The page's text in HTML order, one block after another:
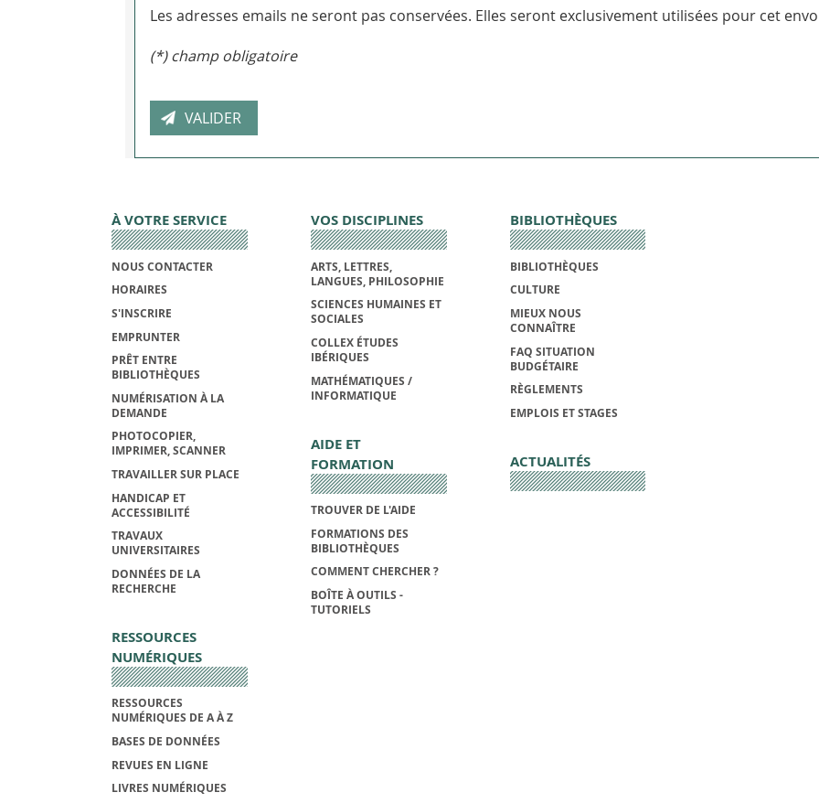
Les adresses emails ne seront pas conservées. Elles seront exclusivement utilisées pour cet
(*) champ obligatoire
À VOTRE SERVICE
NOUS CONTACTER
HORAIRES
S'INSCRIRE
EMPRUNTER
PRÊT ENTRE
BIBLIOTHÈQUES
NUMÉRISATION À LA
DEMANDE
PHOTOCOPIER,
IMPRIMER, SCANNER
TRAVAILLER SUR PLACE
HANDICAP ET
ACCESSIBILITÉ
TRAVAUX
UNIVERSITAIRES
DONNÉES DE LA
RECHERCHE
RESSOURCES
NUMÉRIQUES
RESSOURCES
NUMÉRIQUES DE A À Z
BASES DE DONNÉES
REVUES EN LIGNE
LIVRES NUMÉRIQUES
VOS DISCIPLINES
ARTS, LETTRES,
LANGUES, PHILOSOPHIE
SCIENCES HUMAINES ET
SOCIALES
COLLEX ÉTUDES
IBÉRIQUES
MATHÉMATIQUES /
INFORMATIQUE
AIDE ET
FORMATION
TROUVER DE L'AIDE
FORMATIONS DES
BIBLIOTHÈQUES
COMMENT CHERCHER ?
BOÎTE À OUTILS -
TUTORIELS
BIBLIOTHÈQUES
BIBLIOTHÈQUES
CULTURE
MIEUX NOUS
CONNAÎTRE
FAQ SITUATION
BUDGÉTAIRE
RÈGLEMENTS
EMPLOIS ET STAGES
ACTUALITÉS